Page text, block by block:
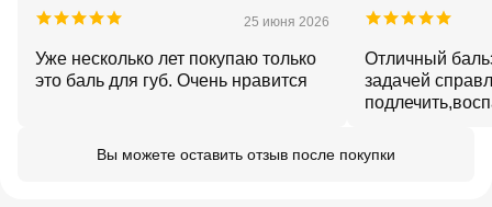
25 июня 2026
Уже несколько лет покупаю только
это баль для губ. Очень нравится
Отличный
задачей
Вы можете оставить отзыв после покупки